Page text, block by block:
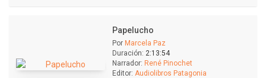
Papelucho
Por Marcela Paz
Duración: 2:13:54
Narrador: René Pinochet
Editor: Audiolibros Patagonia